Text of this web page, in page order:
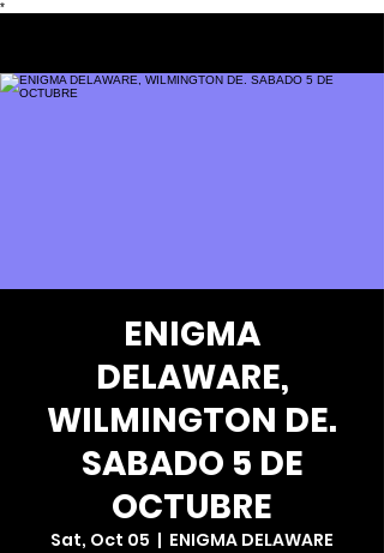
*
ENIGMA
DELAWARE,
WILMINGTON DE.
SABADO 5 DE
OCTUBRE
Sat, Oct 05
  |
ENIGMA DELAWARE